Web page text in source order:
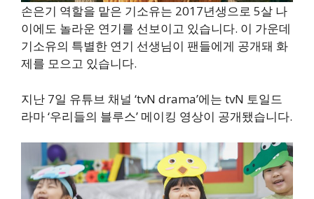
손은기 역할을 맡은 기소유는 2017년생으로 5살 나
이에도 놀라운 연기를 선보이고 있습니다. 이 가운데
기소유의 특별한 연기 선생님이 팬들에게 공개돼 화
제를 모으고 있습니다.
지난 7일 유튜브 채널 ‘tvN drama’에는 tvN 토일드
라마 ‘우리들의 블루스’ 메이킹 영상이 공개됐습니다.